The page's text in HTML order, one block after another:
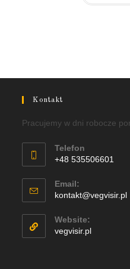
Kontakt
Pracujemy w dni robocze
Telefon
+48 535506601
Email:
kontakt@vegvisir.pl
Website:
vegvisir.pl